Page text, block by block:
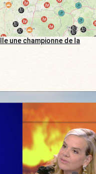
une championne de la